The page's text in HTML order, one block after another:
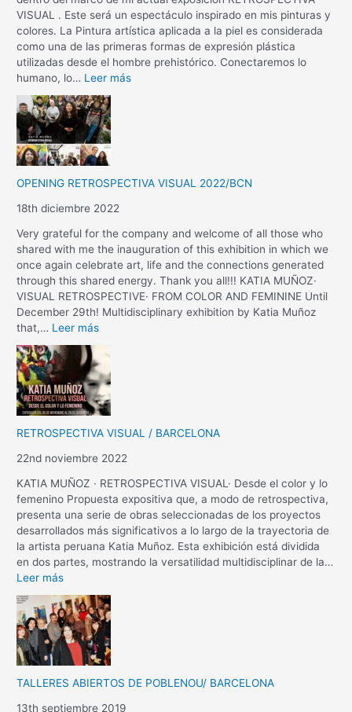
VISUAL . Este será un espectáculo inspirado en mis pinturas y
colores. La Pintura artística aplicada a la piel es considerada
como una de las primeras formas de expresión plástica
utilizadas desde el hombre prehistórico. Conectaremos lo
humano, lo… Leer más
OPENING RETROSPECTIVA VISUAL 2022/BCN
18th diciembre 2022
Very grateful for the company and welcome of all those who
shared with me the inauguration of this exhibition in which we
once again celebrate art, life and the connections generated
through this shared energy. Thank you all!!! KATIA MUÑOZ·
VISUAL RETROSPECTIVE· FROM COLOR AND FEMININE Until
December 29th! Multidisciplinary exhibition by Katia Muñoz
that,… Leer más
RETROSPECTIVA VISUAL / BARCELONA
22nd noviembre 2022
KATIA MUÑOZ · RETROSPECTIVA VISUAL· Desde el color y lo
femenino Propuesta expositiva que, a modo de retrospectiva,
presenta una serie de obras seleccionadas de los proyectos
desarrollados más significativos a lo largo de la trayectoria de
la artista peruana Katia Muñoz. Esta exhibición está dividida
en dos partes, mostrando la versatilidad multidisciplinar de la…
Leer más
TALLERES ABIERTOS DE POBLENOU/ BARCELONA
13th septiembre 2019